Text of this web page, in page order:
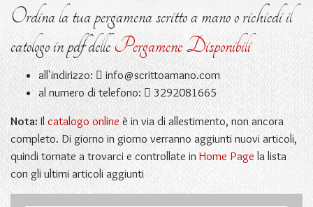
Ordina la tua pergamena scritto a mano o richiedi il
catologo in pdf dellePergamene Disponibili
all'indirizzo: info@scrittoamano.com
al numero di telefono:
3292081665
Nota:Il catalogo onlineè in via di allestimento, non ancora
completo. Di giorno in giorno verranno aggiunti nuovi articoli,
quindi tornate a trovarci e controllate in Home Page la lista
con gli ultimi articoli aggiunti